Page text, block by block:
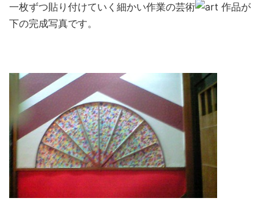
一枚ずつ貼り付けていく細かい作業の芸術
作品が
下の完成写真です。